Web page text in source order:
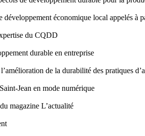
économique local appelés à
du CQDD
durable en entreprise
de la durabilité des pratiques
Jean en mode numérique
magazine L’actualité